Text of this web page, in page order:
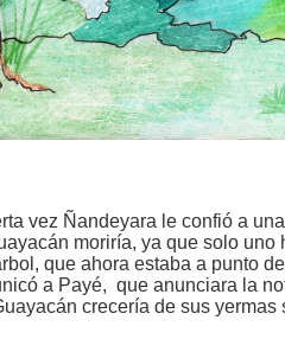
vez Ñandeyara le confió a
moriría, ya que solo uno
que ahora estaba a punto
a Payé, que anunciara la
crecería de sus